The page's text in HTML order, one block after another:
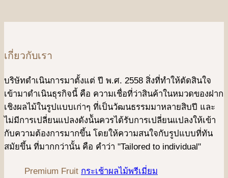
เกี่ยวกับเรา
บริษัทดําเนินการมาตั้งแต่ ปี พ.ศ. 2558 สิ่งที่ทำให้ตัดสินใจ
เข้ามาดําเนินธุรกิจนี้ คือ ความเชื่อที่ว่าสินค้าในหมวดของฝาก
เชิงผลไม้ในรูปแบบเก่าๆ ที่เป็นวัฒนธรรมมาหลายสิบปี และ
ไม่มีการเปลี่ยนแปลงดังน้ันควรได้รับการเปลี่ยนแปลงให้เข้า
กับความต้องการมากขึ้น โดยให้ความสนใจกับรูปแบบที่ทัน
สมัยขึ้น ที่มากกว่านั้น คือ คําว่า "Tailored to individual"
Premium Fruit กระเช้าผลไม้พรีเมี่ยม